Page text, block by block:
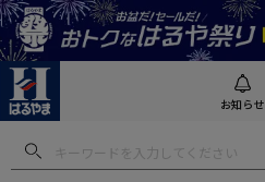
お知らせ